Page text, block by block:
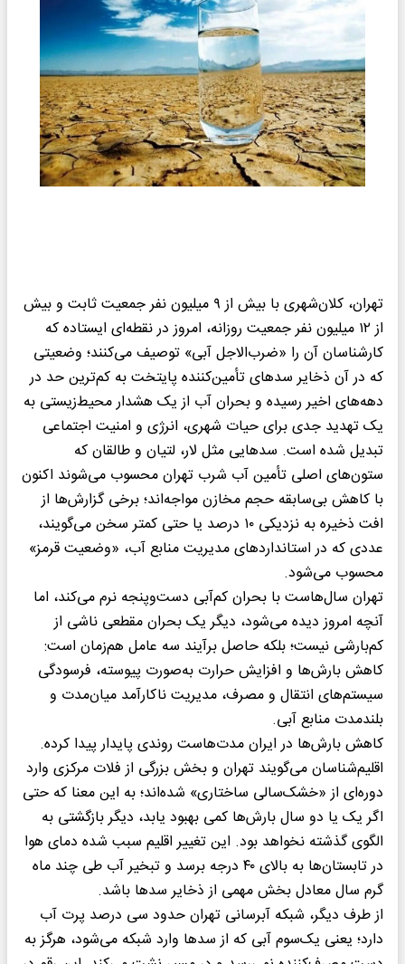
تهران، کلان‌شهری با بیش از ۹ میلیون نفر جمعیت ثابت و بیش
از ۱۲ میلیون نفر جمعیت روزانه، امروز در نقطه‌ای ایستاده که
کارشناسان آن را «ضرب‌الاجل آبی» توصیف می‌کنند؛ وضعیتی
که در آن ذخایر سدهای تأمین‌کننده پایتخت به کم‌ترین حد در
دهه‌های اخیر رسیده و بحران آب از یک هشدار محیط‌زیستی به
یک تهدید جدی برای حیات شهری، انرژی و امنیت اجتماعی
تبدیل شده است. سدهایی مثل لار، لتیان و طالقان که
ستون‌های اصلی تأمین آب شرب تهران محسوب می‌شوند اکنون
با کاهش بی‌سابقه حجم مخازن مواجه‌اند؛ برخی گزارش‌ها از
افت ذخیره به نزدیکی ۱۰ درصد یا حتی کمتر سخن می‌گویند،
عددی که در استانداردهای مدیریت منابع آب، «وضعیت قرمز»
محسوب می‌شود.
تهران سال‌هاست با بحران کم‌آبی دست‌وپنجه نرم می‌کند، اما
آنچه امروز دیده می‌شود، دیگر یک بحران مقطعی ناشی از
کم‌بارشی نیست؛ بلکه حاصل برآیند سه عامل هم‌زمان است:
کاهش بارش‌ها و افزایش حرارت به‌صورت پیوسته، فرسودگی
سیستم‌های انتقال و مصرف، مدیریت ناکارآمد میان‌مدت و
بلندمدت منابع آبی.
کاهش بارش‌ها در ایران مدت‌هاست روندی پایدار پیدا کرده.
اقلیم‌شناسان می‌گویند تهران و بخش بزرگی از فلات مرکزی وارد
دوره‌ای از «خشک‌سالی ساختاری» شده‌اند؛ به این معنا که حتی
اگر یک یا دو سال بارش‌ها کمی بهبود یابد، دیگر بازگشتی به
الگوی گذشته نخواهد بود. این تغییر اقلیم سبب شده دمای هوا
در تابستان‌ها به بالای ۴۰ درجه برسد و تبخیر آب طی چند ماه
گرم سال معادل بخش مهمی از ذخایر سدها باشد.
از طرف دیگر، شبکه آبرسانی تهران حدود سی درصد پرت آب
دارد؛ یعنی یک‌سوم آبی که از سدها وارد شبکه می‌شود، هرگز به